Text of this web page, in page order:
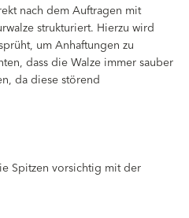
nach dem Auftragen mit
strukturiert. Hierzu wird
um Anhaftungen zu
dass die Walze immer sauber
da diese störend
Spitzen vorsichtig mit der